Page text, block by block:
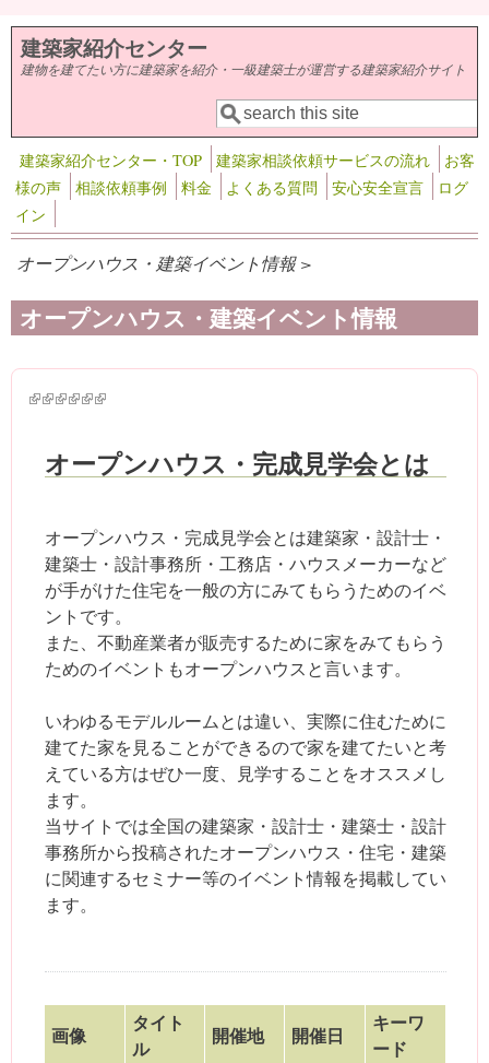
メインコンテンツに移動
建築家紹介センター
建物を建てたい方に建築家を紹介・一級建築士が運営する建築家紹介サイト
検索フォーム
検索
建築家紹介センター・TOP 建築家相談依頼サービスの流れ
お客
様の声
相談依頼事例 料金 よくある質問 安心安全宣言
ログ
イン
オープンハウス・建築イベント情報 >
オープンハウス・建築イベント情報
(link is external)
(link is external)
(link is external)
(link is external)
(link is external)
(link is external)
オープンハウス・完成見学会とは
オープンハウス・完成見学会とは建築家・設計士・
建築士・設計事務所・工務店・ハウスメーカーなど
が手がけた住宅を一般の方にみてもらうためのイベ
ントです。
また、不動産業者が販売するために家をみてもらう
ためのイベントもオープンハウスと言います。
いわゆるモデルルームとは違い、実際に住むために
建てた家を見ることができるので家を建てたいと考
えている方はぜひ一度、見学することをオススメし
ます。
当サイトでは全国の建築家・設計士・建築士・設計
事務所から投稿されたオープンハウス・住宅・建築
に関連するセミナー等のイベント情報を掲載してい
ます。
画像
タイト
ル
開催地 開催日
キーワ
ード